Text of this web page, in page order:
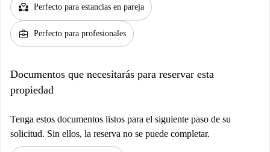
partner_heart Perfecto para estancias en pareja
business_center Perfecto para profesionales
Documentos que necesitarás para reservar esta
propiedad
Tenga estos documentos listos para el siguiente paso de su
solicitud. Sin ellos, la reserva no se puede completar.